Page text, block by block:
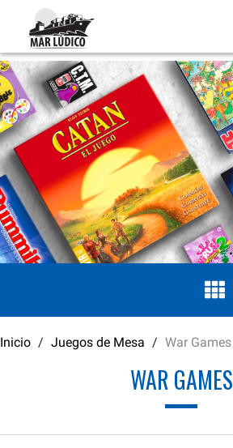
Inicio Juegos de Mesa War Games
WAR GAMES